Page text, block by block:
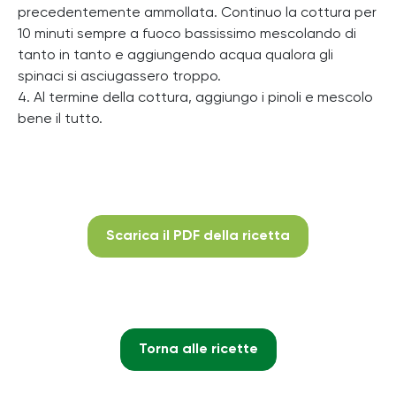
precedentemente ammollata. Continuo la cottura per
10 minuti sempre a fuoco bassissimo mescolando di
tanto in tanto e aggiungendo acqua qualora gli
spinaci si asciugassero troppo.
4. Al termine della cottura, aggiungo i pinoli e mescolo
bene il tutto.
Scarica il PDF della ricetta
Torna alle ricette